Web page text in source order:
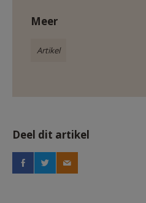
Meer
Artikel
Deel dit artikel